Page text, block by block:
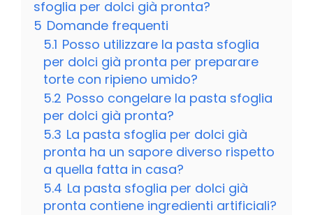
sfoglia per dolci già pronta?
5 Domande frequenti
5.1 Posso utilizzare la pasta sfoglia
per dolci già pronta per preparare
torte con ripieno umido?
5.2 Posso congelare la pasta sfoglia
per dolci già pronta?
5.3 La pasta sfoglia per dolci già
pronta ha un sapore diverso rispetto
a quella fatta in casa?
5.4 La pasta sfoglia per dolci già
pronta contiene ingredienti artificiali?